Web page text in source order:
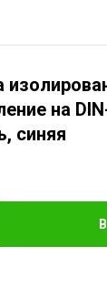
на
синяя